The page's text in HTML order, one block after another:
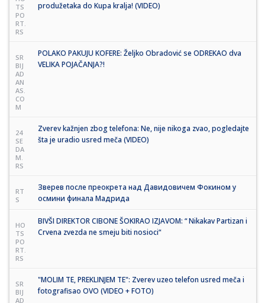
TS
PO
RT.
RS
produžetaka do Kupa kralja! (VIDEO)
SR
BIJ
AD
AN
AS.
CO
M
POLAKO PAKUJU KOFERE: Željko Obradović se ODREKAO dva
VELIKA POJAČANJA?!
24
SE
DA
M.
RS
Zverev kažnjen zbog telefona: Ne, nije nikoga zvao, pogledajte
šta je uradio usred meča (VIDEO)
RT
S
Зверев после преокрета над Давидовичем Фокином у
осмини финала Мадрида
HO
TS
PO
RT.
RS
BIVŠI DIREKTOR CIBONE ŠOKIRAO IZJAVOM: “ Nikakav Partizan i
Crvena zvezda ne smeju biti nosioci“
SR
BIJ
AD
"MOLIM TE, PREKLINJEM TE": Zverev uzeo telefon usred meča i
fotografisao OVO (VIDEO + FOTO)